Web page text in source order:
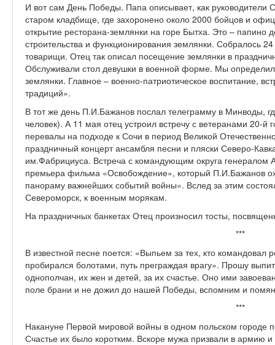
И вот сам День Победы. Папа описывает, как руководители
старом кладбище, где захоронено около 2000 бойцов и
открытие ресторана-землянки на горе Бытха. Это – папино
строительства и функционирования землянки. Собралось
товарищи. Отец так описал посещение землянки в
Обслуживали стол девушки в военной форме. Мы
землянки. Главное – военно-патриотическое воспитание,
традиций».
В тот же день П.И.Бажанов послал телеграмму в Минводы,
человек). А 11 мая отец устроил встречу с ветеранами 20-й
перевалы на подходе к Сочи в период Великой
праздничный концерт ансамбля песни и пляски Северо-
им.Фабрициуса. Встреча с командующим округа
премьера фильма «Освобождение», который П.И.Бажанов
панораму важнейших событий войны». Вслед за этим
Североморск, к военным морякам.
На праздничных банкетах Отец произносил тосты,
***
В известной песне поется: «Выпьем за тех, кто командовал
пробирался болотами, путь преграждая врагу». Прошу
однополчан, их жен и детей, за их счастье. Оно ими
поле брани и не дожил до нашей Победы, вспомним и
***
Накануне Первой мировой войны в одном польском городе
Счастье их было коротким. Вскоре мужа призвали в армию